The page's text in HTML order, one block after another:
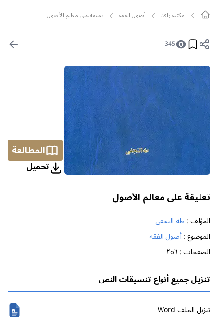
مکتبة رافد أصول الفقه تعليقة على معالم الأصول
345
المطالعة
تحمیل
تعليقة على معالم الأصول
المؤلف : طه النجفي
الموضوع :أصول الفقه
الصفحات : ٢٥٦
تنزيل جميع أنواع تنسيقات النص
تنزیل الملف Word